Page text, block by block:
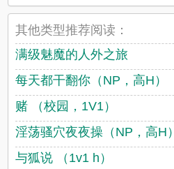
其他类型推荐阅读：
满级魅魔的人外之旅
每天都干翻你（NP，高H）
赌 （校园，1V1）
淫荡骚穴夜夜操（NP，高H）
与狐说 （1v1 h）